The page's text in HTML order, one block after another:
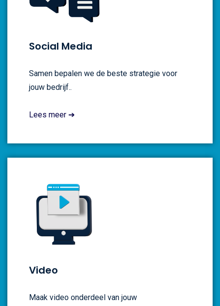
Social Media
Samen bepalen we de beste strategie voor
jouw bedrijf..
Lees meer ➔
Video
Maak video onderdeel van jouw